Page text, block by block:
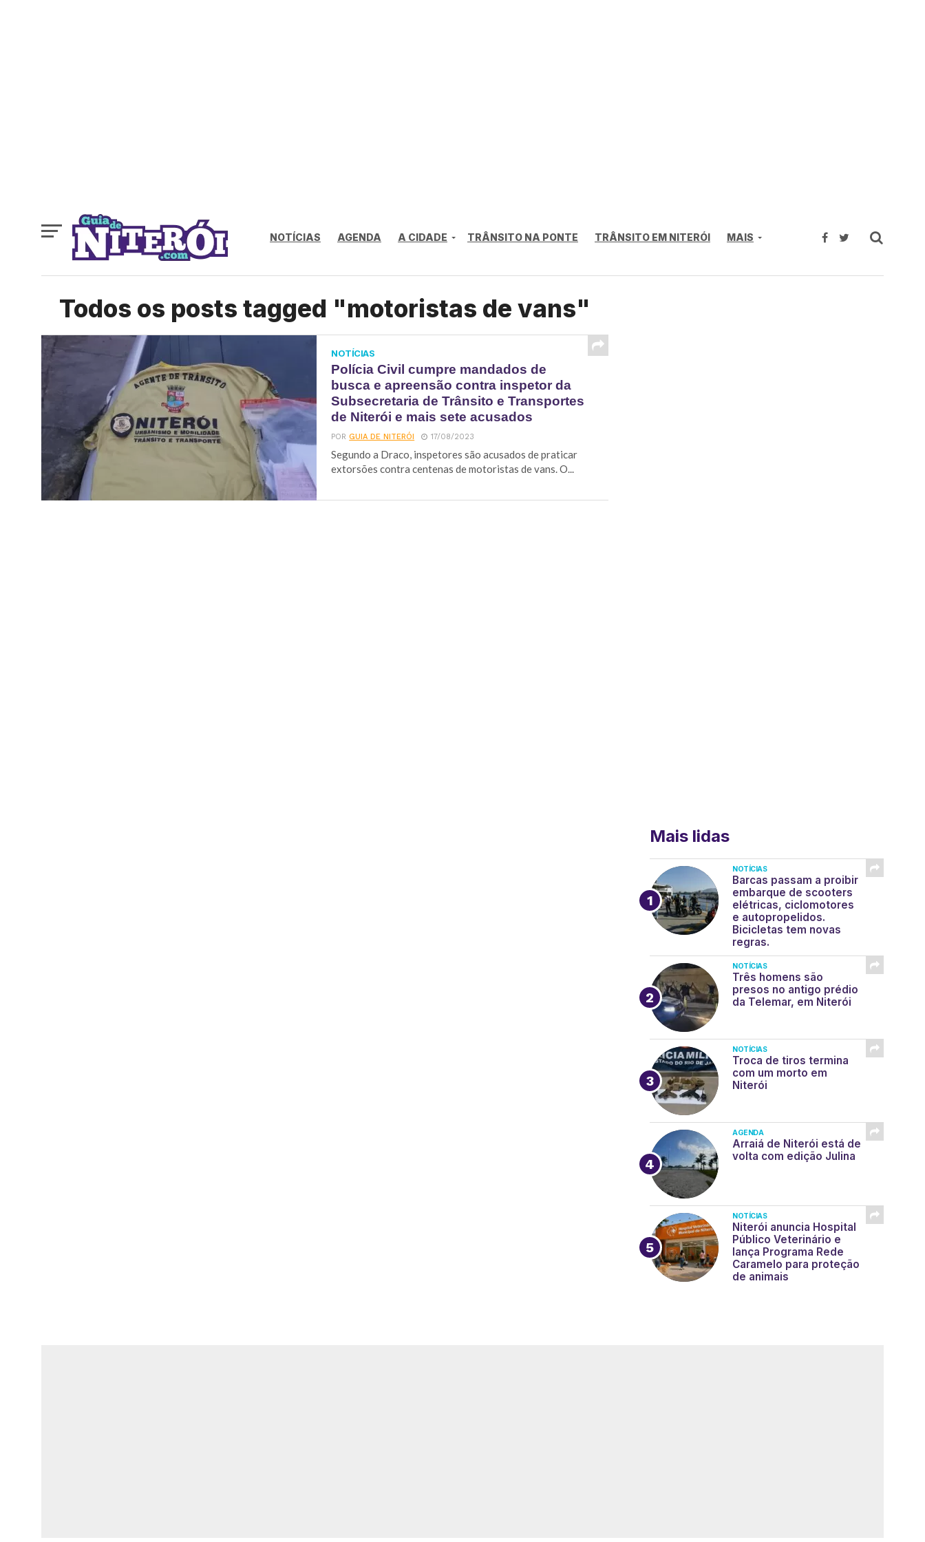
NOTÍCIAS AGENDA A CIDADE TRÂNSITO NA PONTE TRÂNSITO EM NITERÓI MAIS
Todos os posts tagged "motoristas de vans"
NOTÍCIAS
Polícia Civil cumpre mandados de
busca e apreensão contra inspetor da
Subsecretaria de Trânsito e Transportes
de Niterói e mais sete acusados
PORGUIA DE NITERÓI 17/08/2023
Segundo a Draco, inspetores são acusados de praticar
extorsões contra centenas de motoristas de vans. O...
Mais lidas
NOTÍCIAS
Barcas passam a proibir
embarque de scooters
elétricas, ciclomotores
e autopropelidos.
Bicicletas tem novas
regras.
NOTÍCIAS
Três homens são
presos no antigo prédio
da Telemar, em Niterói
NOTÍCIAS
Troca de tiros termina
com um morto em
Niterói
AGENDA
Arraiá de Niterói está de
volta com edição Julina
NOTÍCIAS
Niterói anuncia Hospital
Público Veterinário e
lança Programa Rede
Caramelo para proteção
de animais